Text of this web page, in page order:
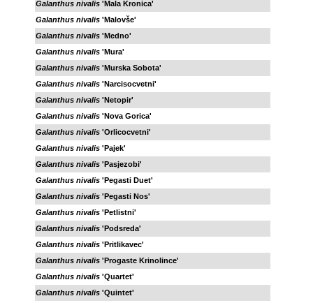
Galanthus nivalis 'Mala Kronica'
Galanthus nivalis 'Malovše'
Galanthus nivalis 'Medno'
Galanthus nivalis 'Mura'
Galanthus nivalis 'Murska Sobota'
Galanthus nivalis 'Narcisocvetni'
Galanthus nivalis 'Netopir'
Galanthus nivalis 'Nova Gorica'
Galanthus nivalis 'Orlicocvetni'
Galanthus nivalis 'Pajek'
Galanthus nivalis 'Pasjezobi'
Galanthus nivalis 'Pegasti Duet'
Galanthus nivalis 'Pegasti Nos'
Galanthus nivalis 'Petlistni'
Galanthus nivalis 'Podsreda'
Galanthus nivalis 'Pritlikavec'
Galanthus nivalis 'Progaste Krinolince'
Galanthus nivalis 'Quartet'
Galanthus nivalis 'Quintet'